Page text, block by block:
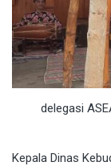
delegasi
Kepala Dinas